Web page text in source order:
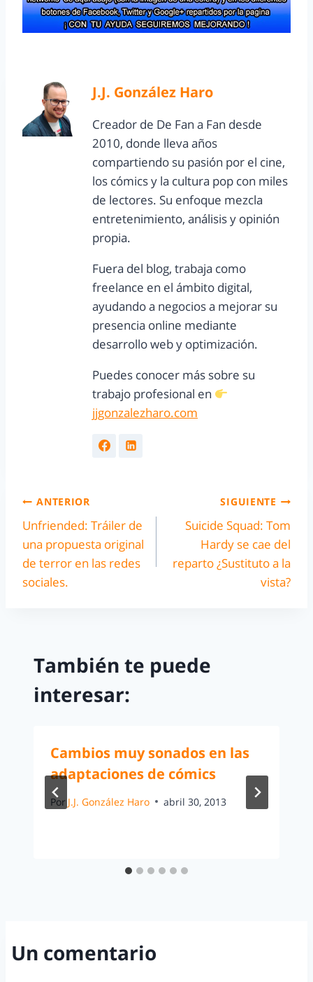
J.J. González Haro
Creador de De Fan a Fan desde
2010, donde lleva años
compartiendo su pasión por el cine,
los cómics y la cultura pop con miles
de lectores. Su enfoque mezcla
entretenimiento, análisis y opinión
propia.
Fuera del blog, trabaja como
freelance en el ámbito digital,
ayudando a negocios a mejorar su
presencia online mediante
desarrollo web y optimización.
Puedes conocer más sobre su
trabajo profesional en
jjgonzalezharo.com
ANTERIOR
Unfriended: Tráiler de
una propuesta original
de terror en las redes
sociales.
SIGUIENTE
Suicide Squad: Tom
Hardy se cae del
reparto ¿Sustituto a la
vista?
También te puede
interesar:
Cambios muy sonados en las
adaptaciones de cómics
Por J.J. González Haro abril 30, 2013
Un comentario